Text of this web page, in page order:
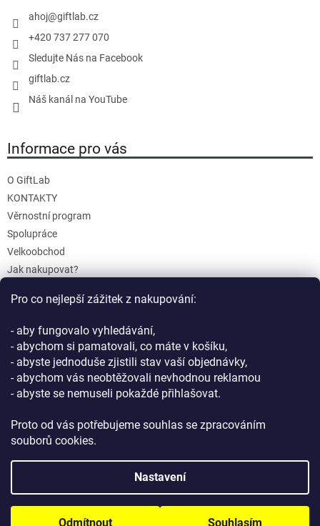
Pro co nejlepší zážitek z nakupování:
- aby fungovalo vyhledávání,
- abychom si pamatovali, co máte v košíku,
- abyste jednoduše zjistili stav vaší objednávky,
- abychom vás neobtěžovali nevhodnou reklamou
- abyste se nemuseli pokaždé přihlašovat.
Proto od vás potřebujeme souhlas se zpracováním
souborů cookies.
Nastavení
Odmítnout Souhlasím
ahoj@giftlab.cz
+420 737 277 070
Sledujte Nás na Facebook
giftlab.cz
Náš kanál na YouTube
Informace pro vás
O GiftLab
KONTAKTY
Věrnostní program
Spolupráce
Velkoobchod
Jak nakupovat?
Reklamace a Vrácení
Obchodní podmínky
Podmínky ochrany osobních údajů
. Všechna práva vyhrazena.